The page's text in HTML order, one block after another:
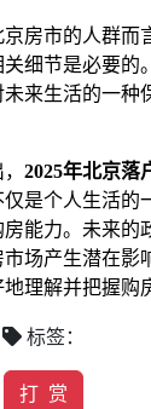
房市的人群而
关细节是必要的
来生活的一种
2025年北京落
是个人生活的
能力。未来的
场产生潜在影
理解并把握购
标签：
打 赏